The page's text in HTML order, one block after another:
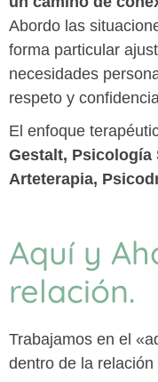
Abordo las
forma particular
necesidades
respeto y
Gestalt, Psicología
Arteterapia,
Aquí y
relación.
dentro de la
para crecer,